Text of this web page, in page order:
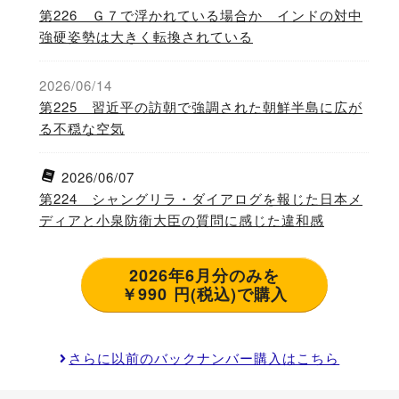
第226 Ｇ７で浮かれている場合か インドの対中
強硬姿勢は大きく転換されている
2026/06/14
第225 習近平の訪朝で強調された朝鮮半島に広が
る不穏な空気
2026/06/07
第224 シャングリラ・ダイアログを報じた日本メ
ディアと小泉防衛大臣の質問に感じた違和感
2026年6月分のみを
￥990 円(税込)で購入
さらに以前のバックナンバー購入はこちら